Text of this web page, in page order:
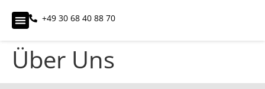
+49 30 68 40 88 70
Über Uns